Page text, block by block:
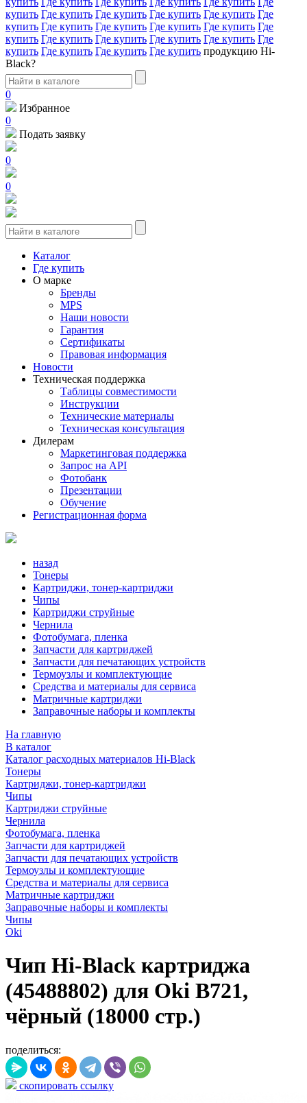
купить Где купить Где купить Где купить Где купить Где
купить Где купить Где купить Где купить Где купить Где
купить Где купить Где купить Где купить Где купить Где
купить Где купить Где купить Где купить продукцию Hi-
Black?
0
Избранное
0
Подать заявку
0
0
Каталог
Где купить
О марке
Бренды
MPS
Наши новости
Гарантия
Сертификаты
Правовая информация
Новости
Техническая поддержка
Таблицы совместимости
Инструкции
Технические материалы
Техническая консультация
Дилерам
Маркетинговая поддержка
Запрос на API
Фотобанк
Презентации
Обучение
Регистрационная форма
назад
Тонеры
Картриджи, тонер-картриджи
Чипы
Картриджи струйные
Чернила
Фотобумага, пленка
Запчасти для картриджей
Запчасти для печатающих устройств
Термоузлы и комплектующие
Средства и материалы для сервиса
Матричные картриджи
Заправочные наборы и комплекты
На главную
В каталог
Каталог расходных материалов Hi-Black
Тонеры
Картриджи, тонер-картриджи
Чипы
Картриджи струйные
Чернила
Фотобумага, пленка
Запчасти для картриджей
Запчасти для печатающих устройств
Термоузлы и комплектующие
Средства и материалы для сервиса
Матричные картриджи
Заправочные наборы и комплекты
Чипы
Oki
Чип Hi-Black картриджа
(45488802) для Oki B721,
чёрный (18000 стр.)
поделиться:
скопировать ссылку